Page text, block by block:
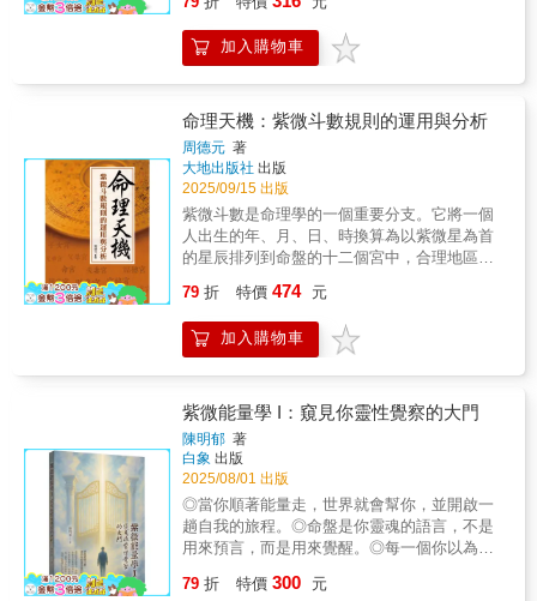
子，而流年歲運則是土壤與氣候；唯有看清二
者如何互動，才能真正捕捉命運的呼吸。
在明代編纂成《紫微斗數全書》。進一步說明
陳希夷是北宋時期的道家名人，被譽為「紫微
斗數」的創始人，並且他的著作《紫微斗數全
數百年。
加入購物車
命理天機：紫微斗數規則的運用與分析
周德元 著
大地出版社 出版
2025/09/15 出版
紫微斗數是命理學的一個重要分支。它將一個
人出生的年、月、日、時換算為以紫微星為首
的星辰排列到命盤的十二個宮中，合理地區分
測一個人一生的錯綜複雜的社會關係和個人遭
遇。紫微斗數可將人的命運凶吉、貴賤休咎做
出具體的說明，而非抽象的把握。分類重點清
而分流，並稱為中國傳統命理學的兩大派別；
且紫微斗數既具有道家宇宙觀的神秘色彩，又
具有注重社會環境、人際關係的近代意蘊，在
中國神秘文化中卓立特出，名列「五大神數」
之首。本書旨在討論紫微斗數的各種規則的運
用與分析的方法，並指出其中的誤區和存疑，
希望通過辨析得到正確的省悟。
79 折 特價 474 元
加入購物車
紫微能量學 I：窺見你靈性覺察的大門
陳明郁 著
白象 出版
2025/08/01 出版
◎當你順著能量走，世界就會幫你，並開啟一
趟自我的旅程。◎命盤是你靈魂的語言，不是
用來預言，而是用來覺醒。◎每一個你以為的
微斗數的命盤結構出發，用命宮、主星、宮
79 折 特價 300 元